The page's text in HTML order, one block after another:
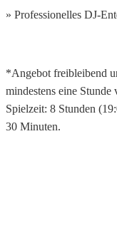
» Professionelles DJ-
*Angebot freibleibend
mindestens eine
Spielzeit: 8 Stunden
30 Minuten.